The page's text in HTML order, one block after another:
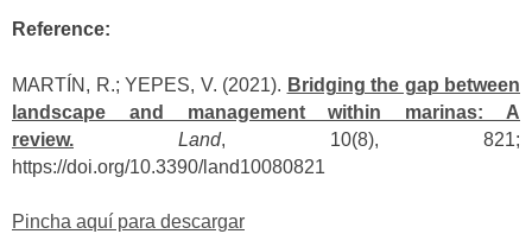
Reference:
MARTÍN, R.; YEPES, V. (2021). Bridging the gap between
landscape and management within marinas: A
review.
Land, 10(8), 821;
https://doi.org/10.3390/land10080821
Pincha aquí para descargar